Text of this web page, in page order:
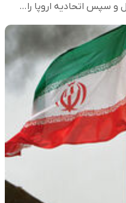
و سپس اتحادیه اروپا را…